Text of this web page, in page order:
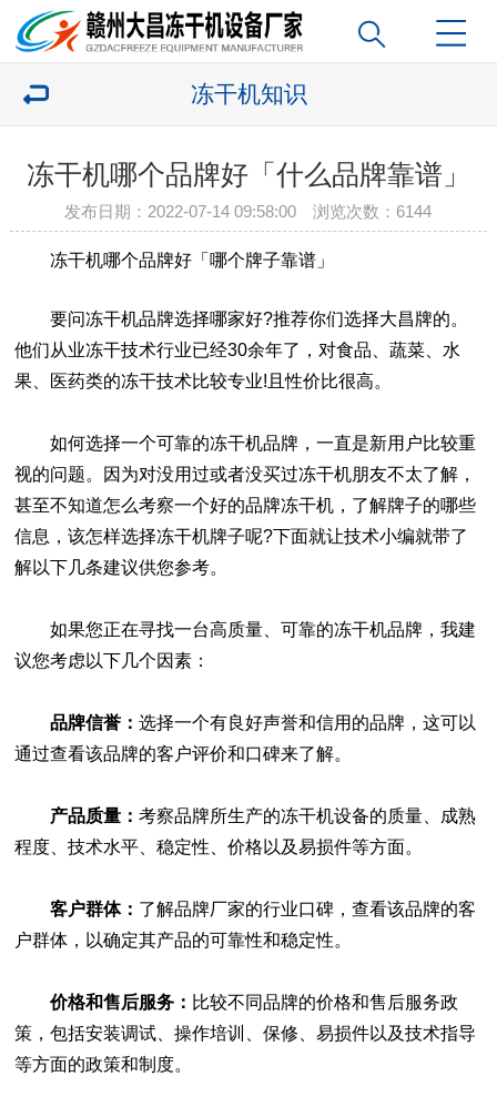
冻干机知识
冻干机哪个品牌好「什么品牌靠谱」
发布日期：2022-07-14 09:58:00 浏览次数： 6144
冻干机哪个品牌好「哪个牌子靠谱」
要问冻干机品牌选择哪家好?推荐你们选择大昌牌的。
他们从业冻干技术行业已经30余年了，对食品、蔬菜、水
果、医药类的冻干技术比较专业!且性价比很高。
如何选择一个可靠的冻干机品牌，一直是新用户比较重
视的问题。因为对没用过或者没买过冻干机朋友不太了解，
甚至不知道怎么考察一个好的品牌冻干机，了解牌子的哪些
信息，该怎样选择冻干机牌子呢?下面就让技术小编就带了
解以下几条建议供您参考。
如果您正在寻找一台高质量、可靠的冻干机品牌，我建
议您考虑以下几个因素：
品牌信誉：选择一个有良好声誉和信用的品牌，这可以
通过查看该品牌的客户评价和口碑来了解。
产品质量：考察品牌所生产的冻干机设备的质量、成熟
程度、技术水平、稳定性、价格以及易损件等方面。
客户群体： 了解品牌厂家的行业口碑，查看该品牌的客
户群体，以确定其产品的可靠性和稳定性。
价格和售后服务： 比较不同品牌的价格和售后服务政
策，包括安装调试、操作培训、保修、易损件以及技术指导
等方面的政策和制度。